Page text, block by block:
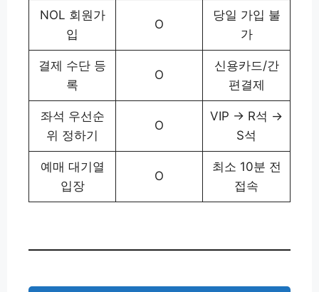
NOL 회원가
입
O
당일 가입 불
가
결제 수단 등
록
O
신용카드/간
편결제
좌석 우선순
위 정하기
O
VIP → R석 →
S석
예매 대기열
입장
O
최소 10분 전
접속